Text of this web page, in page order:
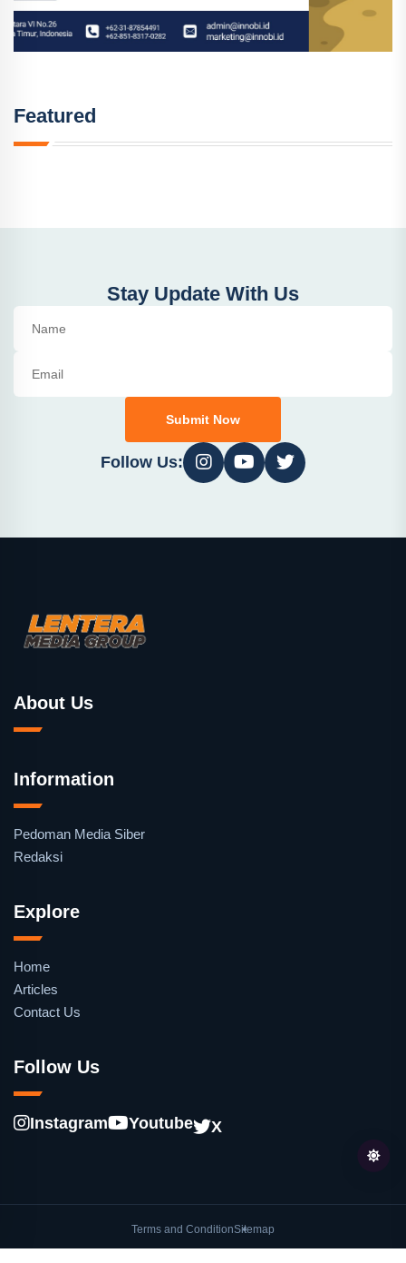
Featured
Stay Update With Us
Submit Now
Follow Us:
About Us
Information
Pedoman Media Siber
Redaksi
Explore
Home
Articles
Contact Us
Follow Us
Instagram Youtube X
Terms and ConditionSitemap